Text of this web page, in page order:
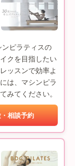
ピラティスの
クを目指したい
ッスンで効率よ
は、マシンピラ
みてください。
相談予約